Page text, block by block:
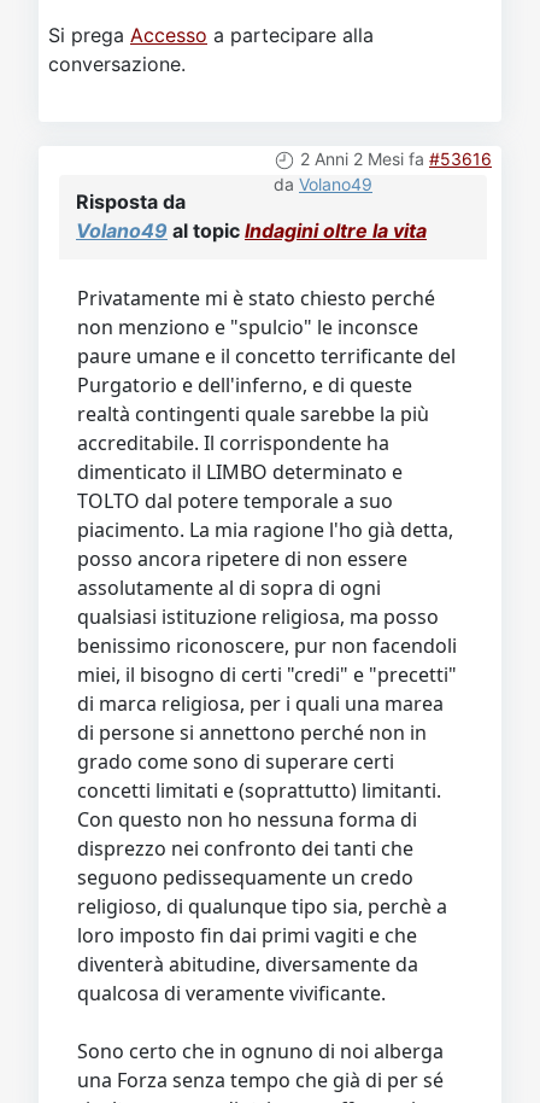
Si prega Accesso a partecipare alla
conversazione.
2 Anni 2 Mesi fa #53616
da Volano49
Risposta da
Volano49 al topic Indagini oltre la vita
Privatamente mi è stato chiesto perché
non menziono e "spulcio" le inconsce
paure umane e il concetto terrificante del
Purgatorio e dell'inferno, e di queste
realtà contingenti quale sarebbe la più
accreditabile. Il corrispondente ha
dimenticato il LIMBO determinato e
TOLTO dal potere temporale a suo
piacimento. La mia ragione l'ho già detta,
posso ancora ripetere di non essere
assolutamente al di sopra di ogni
qualsiasi istituzione religiosa, ma posso
benissimo riconoscere, pur non facendoli
miei, il bisogno di certi "credi" e "precetti"
di marca religiosa, per i quali una marea
di persone si annettono perché non in
grado come sono di superare certi
concetti limitati e (soprattutto) limitanti.
Con questo non ho nessuna forma di
disprezzo nei confronto dei tanti che
seguono pedissequamente un credo
religioso, di qualunque tipo sia, perchè a
loro imposto fin dai primi vagiti e che
diventerà abitudine, diversamente da
qualcosa di veramente vivificante.
Sono certo che in ognuno di noi alberga
una Forza senza tempo che già di per sé